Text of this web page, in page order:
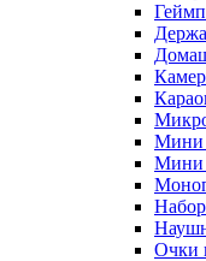
Мини
Мини
Очки